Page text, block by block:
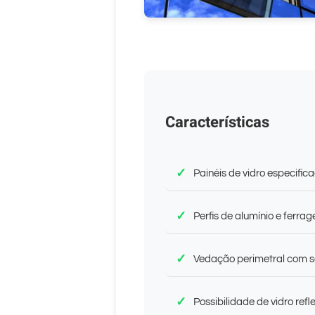
Características
Painéis de vidro
Perfis de alumínio e
Vedação perimetral com
Possibilidade de vidro